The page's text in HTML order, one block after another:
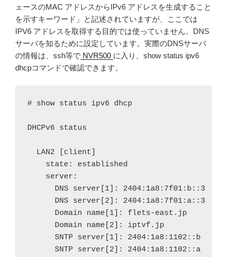
ェースのMAC アドレスからIPv6 アドレスを生成すること
を示すキーワード」と記述されていますが、ここでは
IPV6 アドレスを取得する目的では使っていません。DNS
サーバを知るために設定しています。実際のDNSサーバ
の情報は、ssh等で NVR500 に入り、show status ipv6
dhcpコマンドで確認できます。
# show status ipv6 dhcp
DHCPv6 status
  LAN2 [client]
    state: established
    server:
      DNS server[1]: 2404:1a8:7f01:b::3
      DNS server[2]: 2404:1a8:7f01:a::3
      Domain name[1]: flets-east.jp
      Domain name[2]: iptvf.jp
      SNTP server[1]: 2404:1a8:1102::b
      SNTP server[2]: 2404:1a8:1102::a